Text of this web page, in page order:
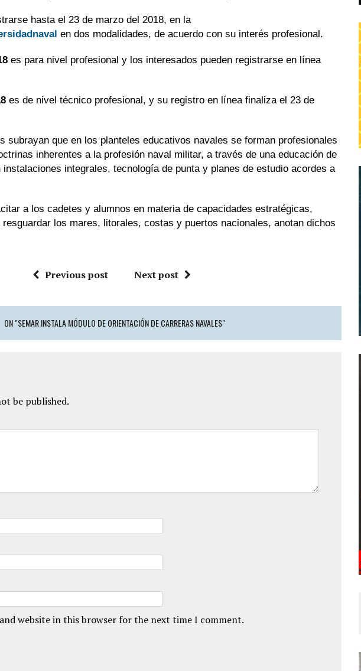
hasta el 23 de marzo del 2018, en la
en dos modalidades, de acuerdo con su interés profesional.
es para nivel profesional y los interesados pueden registrarse en línea
es de nivel técnico profesional, y su registro en línea finaliza el 23 de
subrayan que en los planteles educativos navales se forman profesionales
inherentes a la profesión naval militar, a través de una educación de
integrales, tecnología de punta y planes de estudio acordes a
a los cadetes y alumnos en materia de capacidades estratégicas,
los mares, litorales, costas y puertos nacionales, anotan dichos
Previous post Next post
ON "SEMAR INSTALA MÓDULO DE ORIENTACIÓN DE CARRERAS NAVALES"
be published.
and website in this browser for the next time I comment.